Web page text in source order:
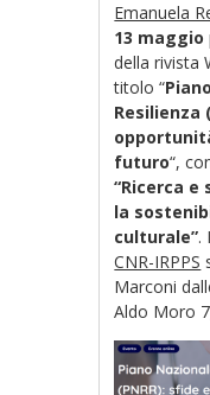
Emanuela
13 maggio
della rivista
titolo “
Resilienza
futuro“,
“Ricerca
la
culturale”.
CNR-IRPPS
Marconi
Aldo Moro